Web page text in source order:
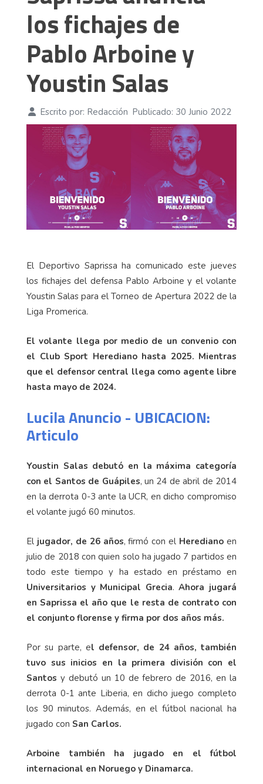
los fichajes de
Pablo Arboine y
Youstin Salas
Escrito por: Redacción Publicado: 30 Junio 2022
El Deportivo Saprissa ha comunicado este jueves
los fichajes del defensa Pablo Arboine y el volante
Youstin Salas para el Torneo de Apertura 2022 de la
Liga Promerica.
El volante llega por medio de un convenio con
el Club Sport Herediano hasta 2025. Mientras
que el defensor central llega como agente libre
hasta mayo de 2024.
Lucila Anuncio - UBICACION:
Articulo
Youstin Salas debutó en la máxima categoría
con el Santos de Guápiles, un 24 de abril de 2014
en la derrota 0-3 ante la UCR, en dicho compromiso
el volante jugó 60 minutos.
El jugador, de 26 años, firmó con el Herediano en
julio de 2018 con quien solo ha jugado 7 partidos en
todo este tiempo y ha estado en préstamo en
Universitarios y Municipal Grecia.Ahora jugará
en Saprissa el año que le resta de contrato con
el conjunto florense y firma por dos años más.
Por su parte, el defensor, de 24 años, también
tuvo sus inicios en la primera división con el
Santos y debutó un 10 de febrero de 2016, en la
derrota 0-1 ante Liberia, en dicho juego completo
los 90 minutos. Además, en el fútbol nacional ha
jugado con San Carlos.
Arboine también ha jugado en el fútbol
internacional en Noruego y Dinamarca.